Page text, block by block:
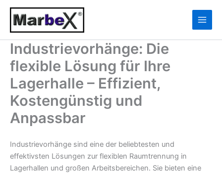
Zum
Inhalt
springen
Industrievorhänge: Die
flexible Lösung für Ihre
Lagerhalle – Effizient,
Kostengünstig und
Anpassbar
Industrievorhänge sind eine der beliebtesten und
effektivsten Lösungen zur flexiblen Raumtrennung in
Lagerhallen und großen Arbeitsbereichen. Sie bieten eine